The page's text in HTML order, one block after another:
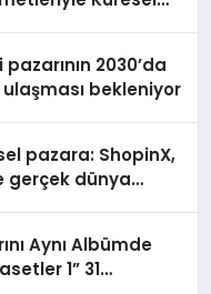
2030’da
bekleniyor
pazara: ShopinX,
gerçek dünya
Aynı Albümde
1” 31